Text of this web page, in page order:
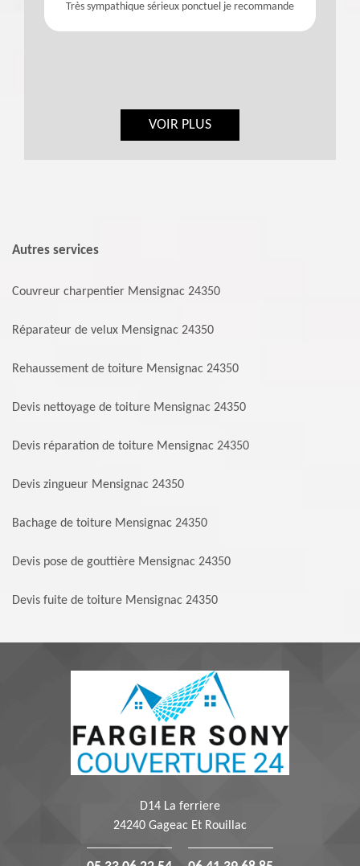
Très sympathique sérieux ponctuel je recommande
VOIR PLUS
Autres services
Couvreur charpentier Mensignac 24350
Réparateur de velux Mensignac 24350
Rehaussement de toiture Mensignac 24350
Devis nettoyage de toiture Mensignac 24350
Devis réparation de toiture Mensignac 24350
Devis zingueur Mensignac 24350
Bachage de toiture Mensignac 24350
Devis pose de gouttière Mensignac 24350
Devis fuite de toiture Mensignac 24350
D14 La ferriere
24240 Gageac Et Rouillac